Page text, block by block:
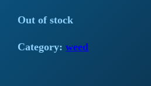
Out of stock
Category:weed